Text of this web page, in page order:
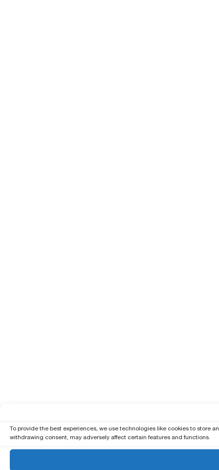
To provide the best experiences, we use technologies like cookies to store
withdrawing consent, may adversely affect certain features and functions.